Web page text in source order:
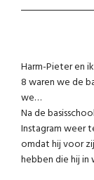
Harm-Pieter en
8 waren we de
we…
Na de
Instagram weer
omdat hij voor
hebben die hij